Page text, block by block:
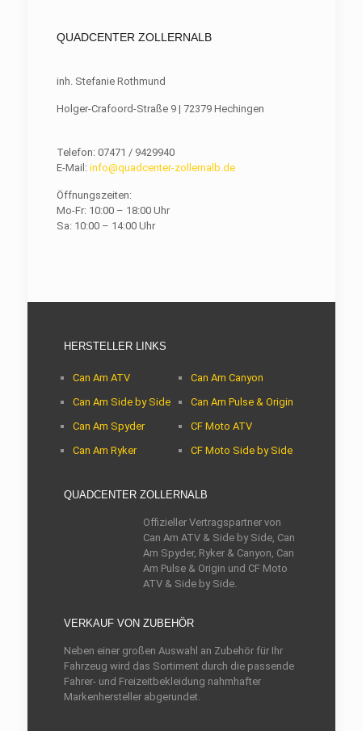
QUADCENTER ZOLLERNALB
inh. Stefanie Rothmund
Holger-Crafoord-Straße 9 | 72379 Hechingen
Telefon: 07471 / 9429940
E-Mail: info@quadcenter-zollernalb.de
Öffnungszeiten:
Mo-Fr: 10:00 – 18:00 Uhr
Sa: 10:00 – 14:00 Uhr
HERSTELLER LINKS
Can Am ATV
Can Am Side by Side
Can Am Spyder
Can Am Ryker
Can Am Canyon
Can Am Pulse & Origin
CF Moto ATV
CF Moto Side by Side
QUADCENTER ZOLLERNALB
Offizieller Vertragspartner von
Can Am ATV & Side by Side, Can
Am Spyder, Ryker & Canyon, Can
Am Pulse & Origin und CF Moto
ATV & Side by Side.
VERKAUF VON ZUBEHÖR
Neben einer großen Auswahl an Zubehör für Ihr
Fahrzeug wird das Sortiment durch die passende
Fahrer- und Freizeitbekleidung nahmhafter
Markenhersteller abgerundet.